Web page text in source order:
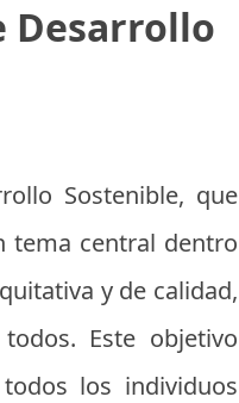
Desarrollo
Sostenible, que
tema central dentro
y de calidad,
Este objetivo
los individuos